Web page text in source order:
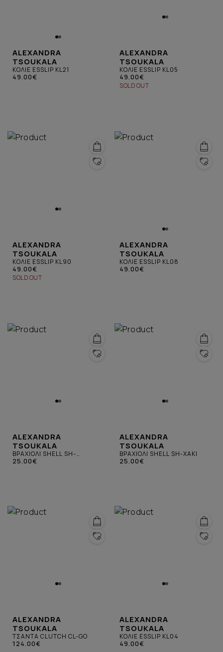
ALEXANDRA
TSOUKALA
ΚΟΛΙΕ ESSLIP KL21
49.00€
ALEXANDRA
TSOUKALA
ΚΟΛΙΕ ESSLIP KL05
49.00€
SOLD OUT
ALEXANDRA
TSOUKALA
ΚΟΛΙΕ ESSLIP KL90
49.00€
SOLD OUT
ALEXANDRA
TSOUKALA
ΚΟΛΙΕ ESSLIP KL08
49.00€
ALEXANDRA
TSOUKALA
ΒΡΑΧΙΟΛΙ SHELL SH-
ΤΙΡΚΟΥΑΖ
25.00€
ALEXANDRA
TSOUKALA
ΒΡΑΧΙΟΛΙ SHELL SH-ΧΑΚΙ
25.00€
ALEXANDRA
TSOUKALA
ΤΣΑΝΤΑ CLUTCH CL-GO
124.00€
ALEXANDRA
TSOUKALA
ΚΟΛΙΕ ESSLIP KL04
49.00€